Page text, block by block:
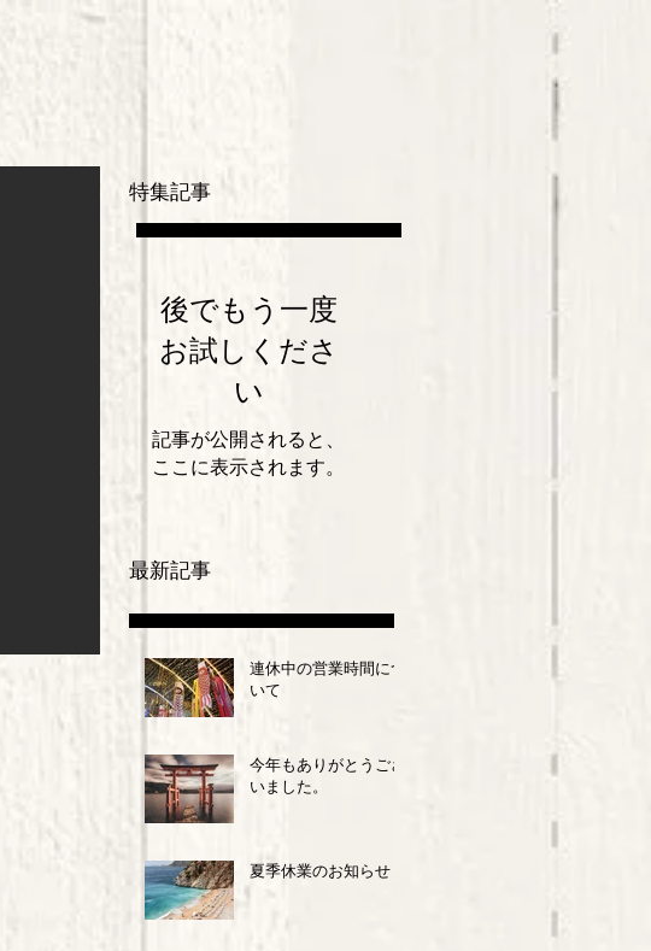
特集記事
後でもう一度
お試しくださ
い
記事が公開されると、
ここに表示されます。
最新記事
連休中の営業時間につ
いて
今年もありがとうござ
いました。
夏季休業のお知らせ